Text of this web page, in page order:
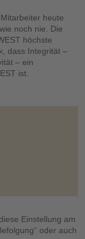
heute
noch nie. Die
höchste
dass Integrität –
– ein
ist.
Einstellung am
oder auch